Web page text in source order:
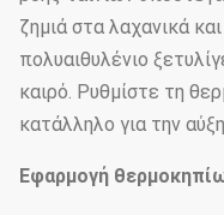
ζημιά στα λαχανικά
πολυαιθυλένιο
καιρό. Ρυθμίστε τη
κατάλληλο για την
Εφαρμογή